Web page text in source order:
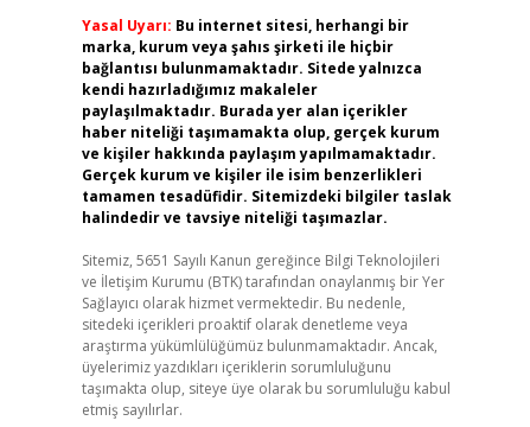
Yasal Uyarı: Bu internet sitesi, herhangi bir
marka, kurum veya şahıs şirketi ile hiçbir
bağlantısı bulunmamaktadır. Sitede yalnızca
kendi hazırladığımız makaleler
paylaşılmaktadır. Burada yer alan içerikler
haber niteliği taşımamakta olup, gerçek kurum
ve kişiler hakkında paylaşım yapılmamaktadır.
Gerçek kurum ve kişiler ile isim benzerlikleri
tamamen tesadüfidir. Sitemizdeki bilgiler taslak
halindedir ve tavsiye niteliği taşımazlar.
Sitemiz, 5651 Sayılı Kanun gereğince Bilgi Teknolojileri
ve İletişim Kurumu (BTK) tarafından onaylanmış bir Yer
Sağlayıcı olarak hizmet vermektedir. Bu nedenle,
sitedeki içerikleri proaktif olarak denetleme veya
araştırma yükümlülüğümüz bulunmamaktadır. Ancak,
üyelerimiz yazdıkları içeriklerin sorumluluğunu
taşımakta olup, siteye üye olarak bu sorumluluğu kabul
etmiş sayılırlar.